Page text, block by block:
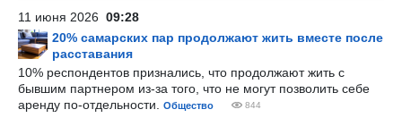
11 июня 2026 09:28
20% самарских пар продолжают жить вместе после
расставания
10% респондентов признались, что продолжают жить с
бывшим партнером из-за того, что не могут позволить себе
аренду по-отдельности.
Общество 844